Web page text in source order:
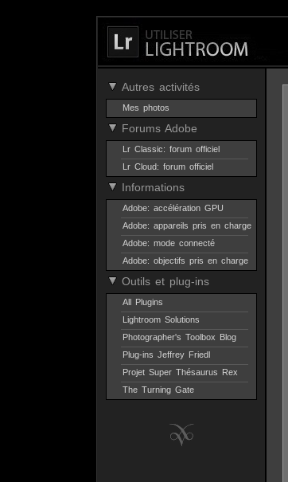
Autres activités
Mes photos
Forums Adobe
Lr Classic: forum officiel
Lr Cloud: forum officiel
Informations
Adobe: accélération GPU
Adobe: appareils pris en charge
Adobe: mode connecté
Adobe: objectifs pris en charge
Outils et plug-ins
All Plugins
Lightroom Solutions
Photographer's Toolbox Blog
Plug-ins Jeffrey Friedl
Projet Super Thésaurus Rex
The Turning Gate